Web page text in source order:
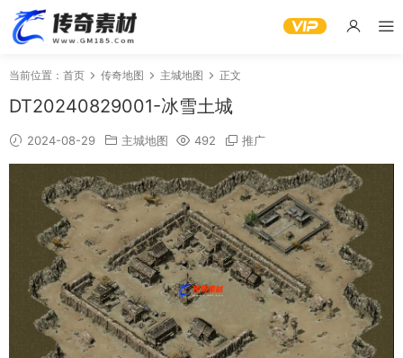
当前位置： 首页 传奇地图 主城地图 正文
DT20240829001-冰雪土城
2024-08-29 主城地图 492 推广